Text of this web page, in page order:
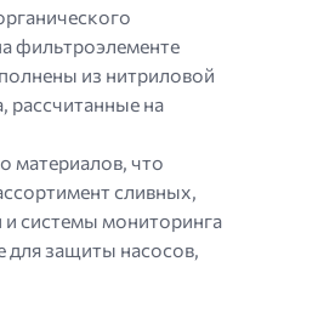
фильтроэлементе
из нитриловой
рассчитанные на
материалов, что
сливных,
системы мониторинга
для защиты насосов,